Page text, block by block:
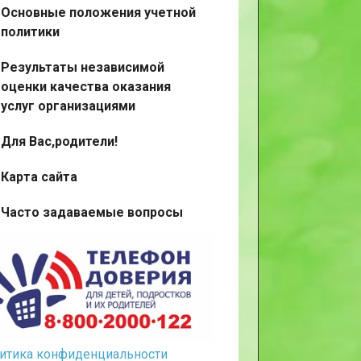
Основные положения учетной
политики
Результаты независимой
оценки качества оказания
услуг организациями
Для Вас,родители!
Карта сайта
Часто задаваемые вопросы
конфиденциальности